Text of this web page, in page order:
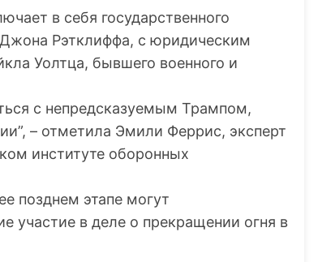
в себя государственного
Рэтклиффа, с юридическим
Уолтца, бывшего военного и
с непредсказуемым Трампом,
– отметила Эмили Феррис, эксперт
институте оборонных
позднем этапе могут
участие в деле о прекращении огня в